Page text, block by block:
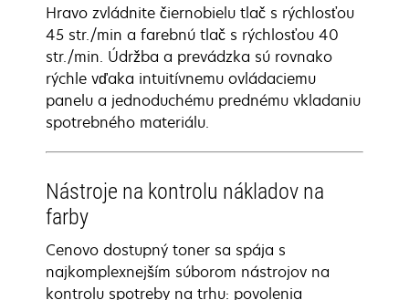
Hravo zvládnite čiernobielu tlač s rýchlosťou
45 str./min a farebnú tlač s rýchlosťou 40
str./min. Údržba a prevádzka sú rovnako
rýchle vďaka intuitívnemu ovládaciemu
panelu a jednoduchému prednému vkladaniu
spotrebného materiálu.
Nástroje na kontrolu nákladov na
farby
Cenovo dostupný toner sa spája s
najkomplexnejším súborom nástrojov na
kontrolu spotreby na trhu: povolenia